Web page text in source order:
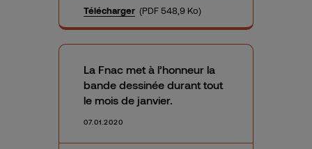
Télécharger (PDF 548,9 Ko)
La Fnac met à l’honneur la
bande dessinée durant tout
le mois de janvier.
07.01.2020